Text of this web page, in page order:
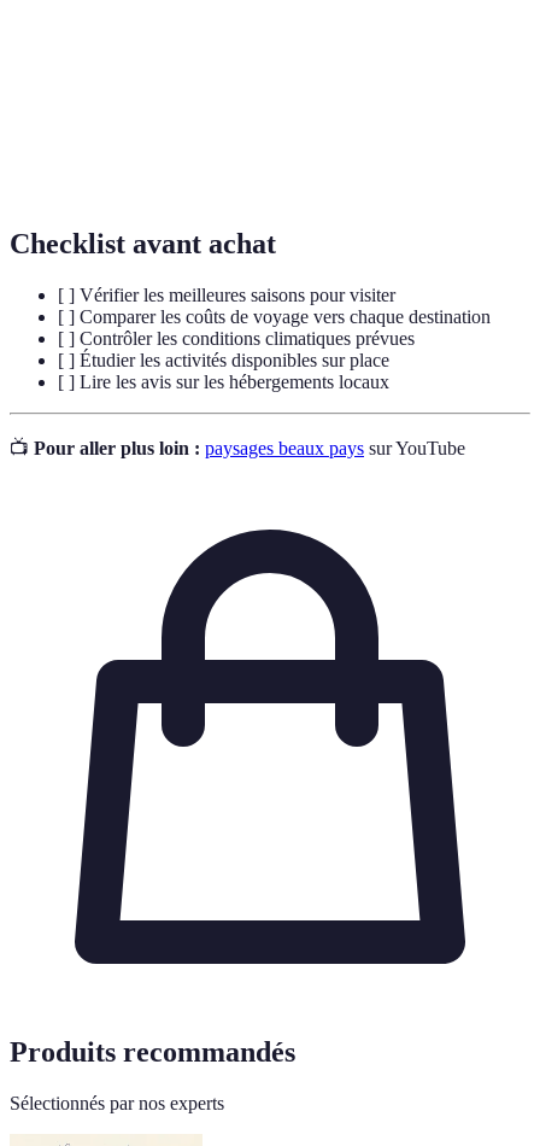
Checklist avant achat
[ ] Vérifier les meilleures saisons pour visiter
[ ] Comparer les coûts de voyage vers chaque destination
[ ] Contrôler les conditions climatiques prévues
[ ] Étudier les activités disponibles sur place
[ ] Lire les avis sur les hébergements locaux
📺 Pour aller plus loin : paysages beaux pays sur YouTube
Produits recommandés
Sélectionnés par nos experts